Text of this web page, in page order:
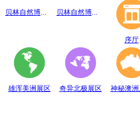
贝林自然博物馆趣味互动展区 贝林自然博物馆山海经奇展区
序厅
雄浑美洲展区 奇异北极展区 神秘澳